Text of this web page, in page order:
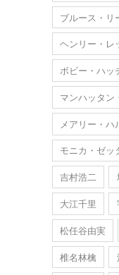
ブルース・リ
ヘンリー・レ
ボビー・ハッ
マンハッタン
メアリー・ハ
モニカ・ゼッ
吉村浩二
大江千里
松任谷由実
椎名林檎